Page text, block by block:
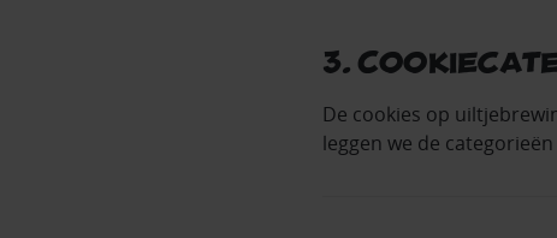
3.
De cookies op
leggen we de